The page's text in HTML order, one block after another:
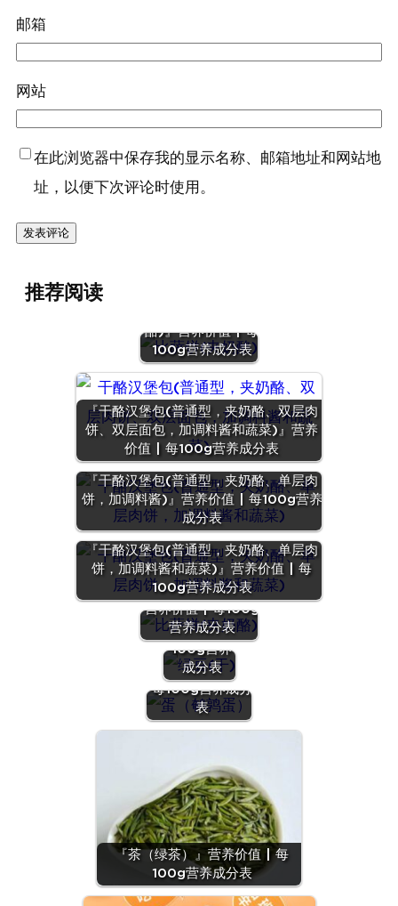
邮箱
网站
在此浏览器中保存我的显示名称、邮箱地址和网站地
址，以便下次评论时使用。
推荐阅读
酪)』营养价值 | 每
100g营养成分表
『干酪汉堡包(普通型，夹奶酪、双层肉
饼、双层面包，加调料酱和蔬菜)』营养
价值 | 每100g营养成分表
『干酪汉堡包(普通型，夹奶酪、单层肉
饼，加调料酱)』营养价值 | 每100g营养
成分表
『干酪汉堡包(普通型，夹奶酪、单层肉
饼，加调料酱和蔬菜)』营养价值 | 每
100g营养成分表
『薯条(肯德基)』
营养价值 | 每100g
营养成分表
『绿豆
(干)』营养
价值 | 每
100g营养
成分表
『蛋（鹌鹑
蛋）』营养价值 |
每100g营养成分
表
『茶（绿茶）』营养价值 | 每
100g营养成分表